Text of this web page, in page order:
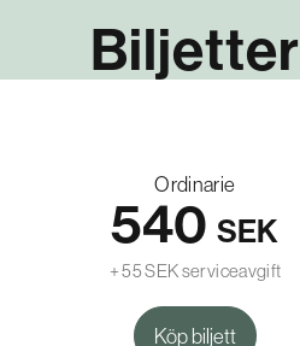
Biljetter
Ordinarie
540 SEK
+ 55 SEK serviceavgift
Köp biljett